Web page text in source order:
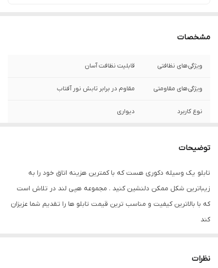
مشخصات
ویژگی‌های نظافتی قابلیت نظافت آسان
ویژگی‌های مقاومتی مقاوم در برابر تابش نور آفتاب
نوع کاربرد دیواری
توضیحات
تابلو یک وسیله دکوری هست که با کمترین هزینه اتاق خود را به
زیباترین شکل ممکن دلنشین کنید . مجموعه هپی لند در تلاش است
که با بالاترین کیفیت و مناسب ترین قیمت تابلو ها را تقدیم شما عزیزان
کند
نظرات